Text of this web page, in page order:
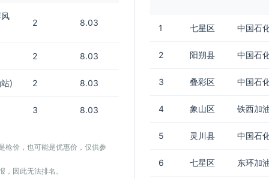
2 8.03
2 8.03
) 2 8.03
3 8.03
枪价，也可能是优惠价，仅供参
因此无法排名。
1 七星区 中国石
2 阳朔县 中国石
3 叠彩区 中国石
4 象山区 铁西加
5 灵川县 中国石
6 七星区 东环加